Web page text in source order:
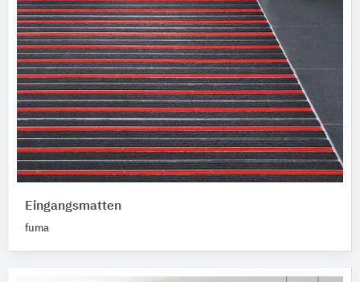
Eingangsmatten
fuma